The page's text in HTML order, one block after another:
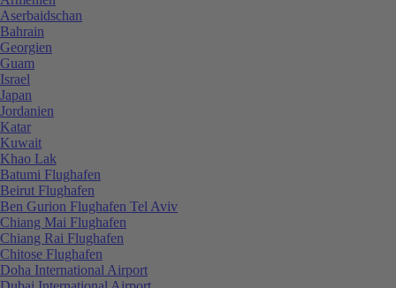
Aserbaidschan
Bahrain
Georgien
Guam
Israel
Japan
Jordanien
Katar
Kuwait
Khao Lak
Batumi Flughafen
Beirut Flughafen
Ben Gurion Flughafen Tel Aviv
Chiang Mai Flughafen
Chiang Rai Flughafen
Chitose Flughafen
Doha International Airport